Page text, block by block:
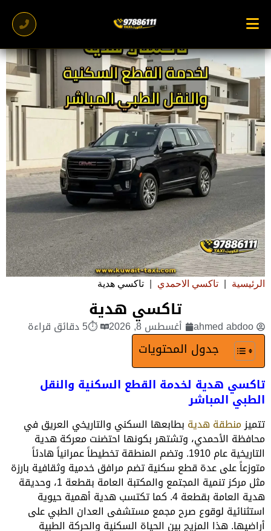
الرئيسية تاكسي الاحمدي تاكسي هدية
تاكسي هدية
ahmed abdoo أغسطس 8, 2026 ⏱5 دقائق قراءة
جدول المحتويات
تاكسي هدية لخدمة القطع السكنية والنقل
الطبي المباشر
تتميزمنطقة هدية بطابعها السكني والتاريخي العريق في
محافظة الأحمدي، وتشتهر بكونها احتضنت معركة هدية
التاريخية عام 1910. وتضم المنطقة تخطيطاً عمرانياً هادئاً
متوزعاً على عدة قطع سكنية تضم مرافق خدمية وثقافية بارزة
مثل مركز تنمية المجتمع والمكتبة العامة بقطعة 1، وحديقة
هدية العامة بقطعة 4. كما تكتسب هدية أهمية حيوية
استثنائية لوقوع صرح مجمع مستشفى العدان الطبي على
أراضيها. هذا المزيج بين الحياة السكنية والحركة الطبية